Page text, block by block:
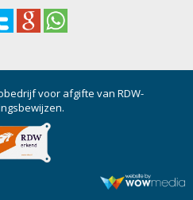
voor afgifte van RDW-